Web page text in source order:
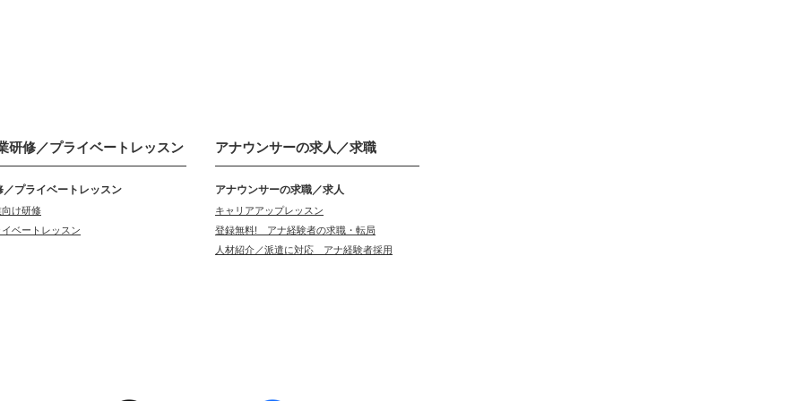
研修／プライベートレッスン
／プライベートレッスン
向け研修
ベートレッスン
アナウンサーの求人／求職
アナウンサーの求職／求人
キャリアアップレッスン
登録無料! アナ経験者の求職・転局
人材紹介／派遣に対応 アナ経験者採用